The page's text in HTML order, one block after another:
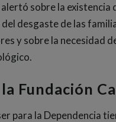
sobre la
desgaste de las
y sobre la necesidad
Fundación
para la Dependencia